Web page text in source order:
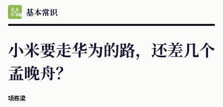
基本常识
小米要走华为的路，还差几个
孟晚舟？
项栋梁